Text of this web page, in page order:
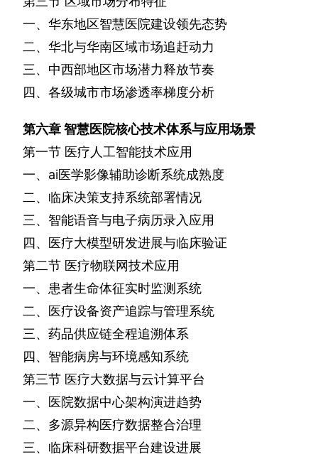
一、华东地区智慧医院建设领先态势
二、华北与华南区域市场追赶动力
三、中西部地区市场潜力释放节奏
四、各级城市市场渗透率梯度分析
第六章智慧医院核心技术体系与应用场景
第一节 医疗人工智能技术应用
一、 ai医学影像辅助诊断系统成熟度
二、临床决策支持系统部署情况
三、智能语音与电子病历录入应用
四、医疗大模型研发进展与临床验证
第二节 医疗物联网技术应用
一、患者生命体征实时监测系统
二、医疗设备资产追踪与管理系统
三、药品供应链全程追溯体系
四、智能病房与环境感知系统
第三节 医疗大数据与云计算平台
一、医院数据中心架构演进趋势
二、多源异构医疗数据整合治理
三、临床科研数据平台建设进展